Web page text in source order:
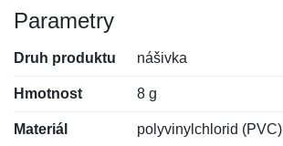
Parametry
Druh produktu nášivka
Hmotnost 8 g
Materiál polyvinylchlorid (PVC)